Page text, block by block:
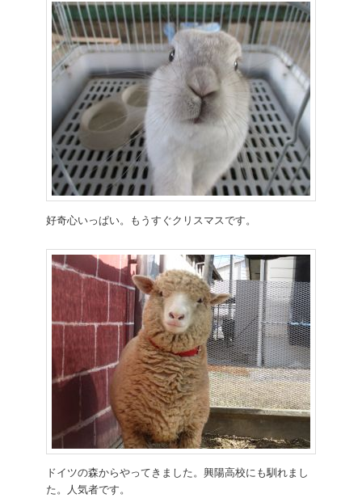
好奇心いっぱい。もうすぐクリスマスです。
ドイツの森からやってきました。興陽高校にも馴れまし
た。人気者です。